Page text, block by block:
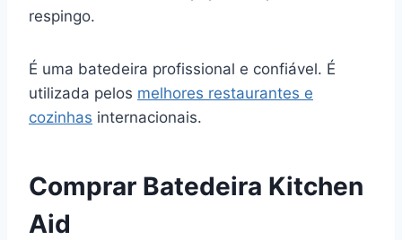
respingo.
É uma batedeira profissional e confiável. É
utilizada pelos melhores restaurantes e
cozinhas internacionais.
Comprar Batedeira Kitchen
Aid